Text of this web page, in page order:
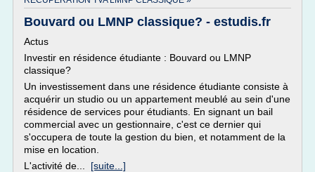
Bouvard ou LMNP classique? - estudis.fr
Actus
Investir en résidence étudiante : Bouvard ou LMNP
classique?
Un investissement dans une résidence étudiante consiste à
acquérir un studio ou un appartement meublé au sein d'une
résidence de services pour étudiants. En signant un bail
commercial avec un gestionnaire, c'est ce dernier qui
s'occupera de toute la gestion du bien, et notamment de la
mise en location.
L'activité de... [suite...]